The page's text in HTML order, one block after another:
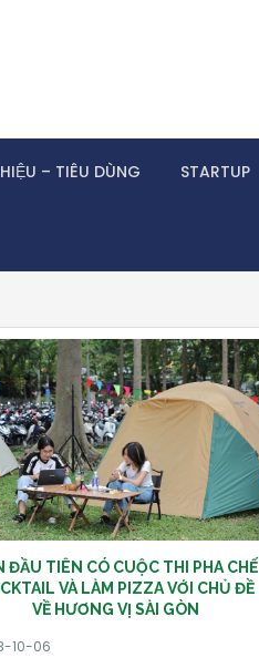
– TIÊU DÙNG STARTUP
ĐẦU TIÊN CÓ CUỘC THI PHA CHẾ
VÀ LÀM PIZZA VỚI CHỦ ĐỀ
VỀ HƯƠNG VỊ SÀI GÒN